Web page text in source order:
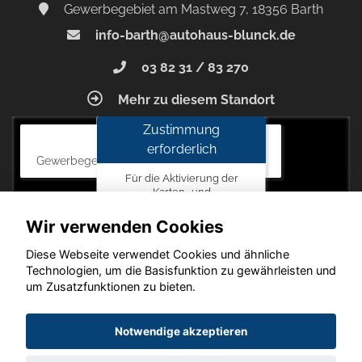
Gewerbegebiet am Mastweg 7, 18356 Barth
info-barth@autohaus-blunck.de
03 82 31 / 83 270
Mehr zu diesem Standort
Autohaus Blunck
Gewerbegebiet am Mastweg 7, 18356 Barth
Zustimmung
erforderlich
Für die Aktivierung der
Karten- und
Zustimmung zu den
Datenschutzrichtlinien vom
Drittanbieter Google LLC
erforderlich.
Zustimmen
und
aktivieren
Copyright © 2026. Autohaus Blunck
Wir verwenden Cookies
Diese Webseite verwendet Cookies und ähnliche
Technologien, um die Basisfunktion zu gewährleisten und
um Zusatzfunktionen zu bieten.
Notwendige akzeptieren